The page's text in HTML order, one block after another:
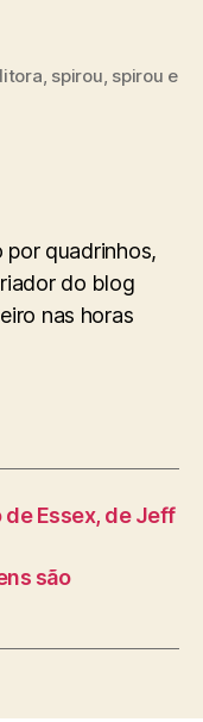
, spirou, spirou e
quadrinhos,
do blog
nas horas
de Essex, de Jeff
são